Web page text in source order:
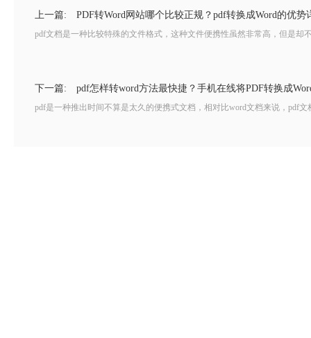
上一篇: PDF转Word网站哪个比较正规？pdf转换成Word的优势
pdf文档是一种比较特殊的文件格式，这种文件便携性虽然非常高，但是
下一篇: pdf怎样转word方法最快捷？手机在线将PDF转换成
pdf是一种推出时间不算是太久的便携式文档，相对比word文档来说，pdf